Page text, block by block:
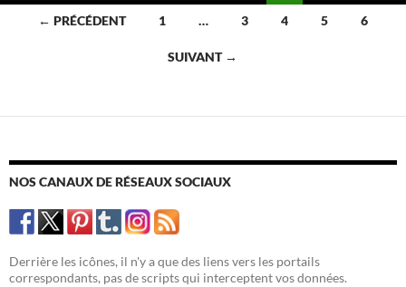
morale
honte
Navigation
← PRÉCÉDENT 1 … 3 4 5 6
SUIVANT →
NOS CANAUX DE RÉSEAUX SOCIAUX
Derrière les icônes, il n'y a que des liens vers les portails
correspondants, pas de scripts qui interceptent vos données.